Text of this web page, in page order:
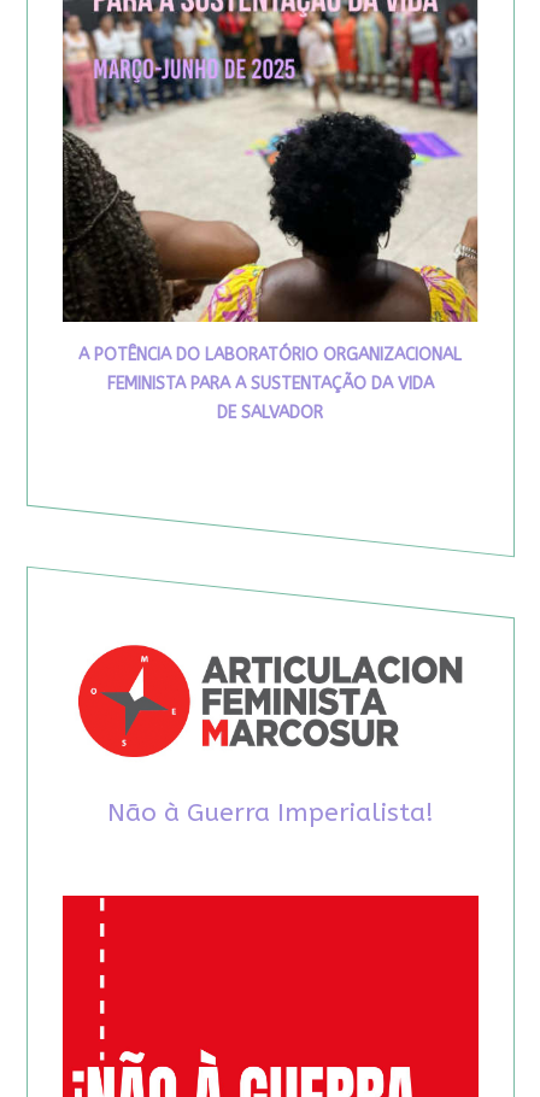
A POTÊNCIA DO LABORATÓRIO ORGANIZACIONAL
FEMINISTA PARA A SUSTENTAÇÃO DA VIDA
DE SALVADOR
Não à Guerra Imperialista!